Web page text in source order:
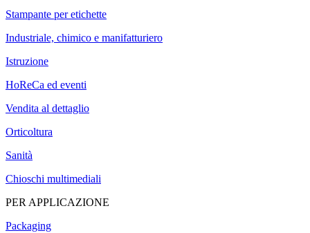
Stampante per etichette
Industriale, chimico e manifatturiero
Istruzione
HoReCa ed eventi
Vendita al dettaglio
Orticoltura
Sanità
Chioschi multimediali
PER APPLICAZIONE
Packaging